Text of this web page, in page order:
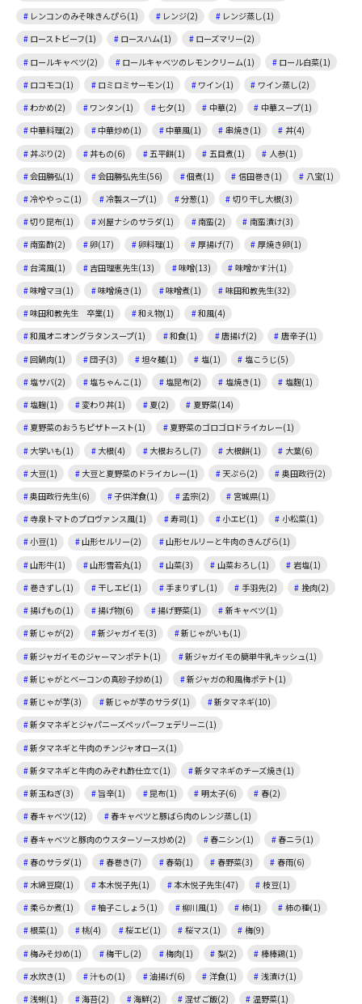
レンコンのみそ味きんぴら(1)
レンジ(2)
レンジ蒸し(1)
ローストビーフ(1)
ロースハム(1)
ローズマリー(2)
ロールキャベツ(2)
ロールキャベツのレモンクリーム(1)
ロール白菜(1)
ロコモコ(1)
ロミロミサーモン(1) ワイン(1)
ワイン蒸し(2)
わかめ(2)
ワンタン(1) 七夕(1) 中華(2)
中華スープ(1)
中華料理(2)
中華炒め(1) 中華風(1) 串焼き(1)
丼(4)
丼ぶり(2)
丼もの(6) 五平餅(1) 五目煮(1)
人参(1)
会田勝弘(1)
会田勝弘先生(56) 佃煮(1) 信田巻き(1)
八宝(1)
冷ややっこ(1)
冷製スープ(1) 分葱(1)
切り干し大根(3)
切り昆布(1)
刈屋ナシのサラダ(1) 南蛮(2)
南蛮漬け(3)
南蛮酢(2)
卵(17) 卵料理(1) 厚揚げ(7)
厚焼き卵(1)
台湾風(1)
吉田理恵先生(13) 味噌(13)
味噌かす汁(1)
味噌マヨ(1)
味噌焼き(1) 味噌煮(1)
味田和教先生(32)
味田和教先生 卒業(1)
和え物(1)
和風(4)
和風オニオングラタンスープ(1)
和食(1) 唐揚げ(2)
唐辛子(1)
回鍋肉(1)
団子(3) 坦々麺(1) 塩(1)
塩こうじ(5)
塩サバ(2)
塩ちゃんこ(1) 塩昆布(2) 塩焼き(1)
塩麴(1)
塩麹(1)
変わり丼(1) 夏(2)
夏野菜(14)
夏野菜のおうちピザトースト(1)
夏野菜のゴロゴロドライカレー(1)
大学いも(1)
大根(4) 大根おろし(7) 大根餅(1)
大葉(6)
大豆(1)
大豆と夏野菜のドライカレー(1) 天ぷら(2)
奥田政行(2)
奥田政行先生(6)
子供洋食(1) 孟宗(2)
宮城県(1)
寺泉トマトのプロヴァンス風(1)
寿司(1) 小エビ(1)
小松菜(1)
小豆(1)
山形セルリー(2)
山形セルリーと牛肉のきんぴら(1)
山形牛(1)
山形雪若丸(1) 山菜(3) 山菜おろし(1)
岩塩(1)
巻きずし(1)
干しエビ(1) 手まりずし(1) 手羽先(2)
挽肉(2)
揚げもの(1)
揚げ物(6) 揚げ野菜(1)
新キャベツ(1)
新じゃが(2)
新ジャガイモ(3)
新じゃがいも(1)
新ジャガイモのジャーマンポテト(1)
新ジャガイモの簡単牛乳キッシュ(1)
新じゃがとベーコンの真砂子炒め(1)
新ジャガの和風梅ポテト(1)
新じゃが芋(3)
新じゃが芋のサラダ(1)
新タマネギ(10)
新タマネギとジャパニーズペッパーフェデリーニ(1)
新タマネギと牛肉のチンジャオロース(1)
新タマネギと牛肉のみぞれ酢仕立て(1)
新タマネギのチーズ焼き(1)
新玉ねぎ(3)
旨辛(1) 昆布(1) 明太子(6)
春(2)
春キャベツ(12)
春キャベツと豚ばら肉のレンジ蒸し(1)
春キャベツと豚肉のウスターソース炒め(2)
春ニシン(1)
春ニラ(1)
春のサラダ(1)
春巻き(7) 春菊(1) 春野菜(3)
春雨(6)
木綿豆腐(1)
本木悦子先(1) 本木悦子先生(47)
枝豆(1)
柔らか煮(1)
柚子こしょう(1) 柳川風(1) 柿(1)
柿の種(1)
根菜(1)
桃(4) 桜エビ(1) 桜マス(1)
梅(9)
梅みそ炒め(1)
梅干し(2) 梅肉(1) 梨(2)
棒棒鶏(1)
水炊き(1)
汁もの(1) 油揚げ(6) 洋食(1)
浅漬け(1)
浅蜊(1)
海苔(2) 海鮮(2) 混ぜご飯(2) 温野菜(1)